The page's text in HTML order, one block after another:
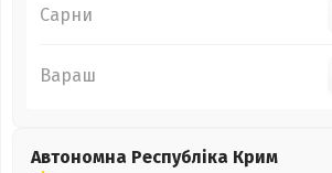
Сарни
Вараш
Автономна Республіка Крим